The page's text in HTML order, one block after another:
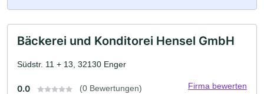
Bäckerei und Konditorei Hensel GmbH
Südstr. 11 + 13, 32130 Enger
0.0 (0 Bewertungen) Firma bewerten